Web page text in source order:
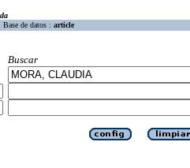
Base de datos : article
Buscar